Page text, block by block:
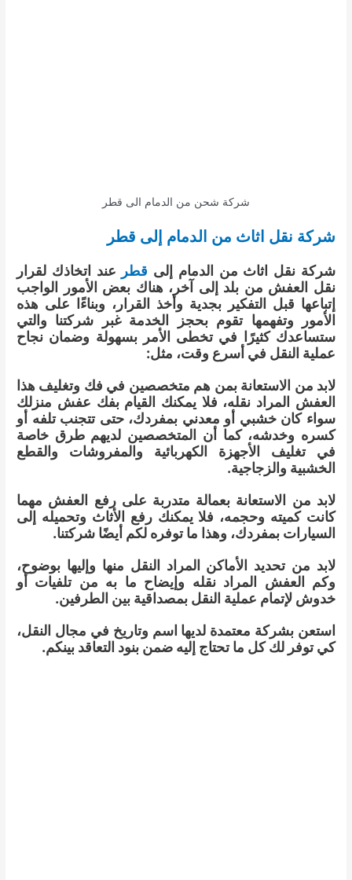
شركة شحن من الدمام الى قطر
شركة نقل اثاث من الدمام إلى قطر
شركة نقل اثاث من الدمام إلى قطر عند اتخاذك لقرار
نقل العفش من بلد إلى آخر، هناك بعض الأمور الواجب
إتباعها قبل التفكير بجدية وأخذ القرار، وبناءًا على هذه
الأمور وتفهمها تقوم بحجز الخدمة غبر شركتنا والتي
ستساعدك كثيرًا في تخطى الأمر بسهولة وضمان نجاح
عملية النقل في أسرع وقت، مثل:
لابد من الاستعانة بمن هم متخصصين في فك وتغليف هذا
العفش المراد نقله، فلا يمكنك القيام بفك عفش منزلك
سواء كان خشبي أو معدني بمفردك، حتى تتجنب تلفه أو
كسره وخدشه، كما أن المتخصصين لديهم طرق خاصة
في تغليف الأجهزة الكهربائية والمفروشات والقطع
الخشبية والزجاجية.
لابد من الاستعانة بعمالة متدربة على رفع العفش مهما
كانت كميته وحجمه، فلا يمكنك رفع الأثاث وتحميله إلى
السيارات بمفردك، وهذا ما توفره لكم أيضًا شركتنا.
لابد من تحديد الأماكن المراد النقل منها وإليها بوضوح،
وكم العفش المراد نقله وإيضاح ما به من تلفيات أو
خدوش لإتمام عملية النقل بمصداقية بين الطرفين.
استعن بشركة معتمدة لديها اسم وتاريخ في مجال النقل،
كي توفر لك كل ما تحتاج إليه ضمن بنود التعاقد بينكم.